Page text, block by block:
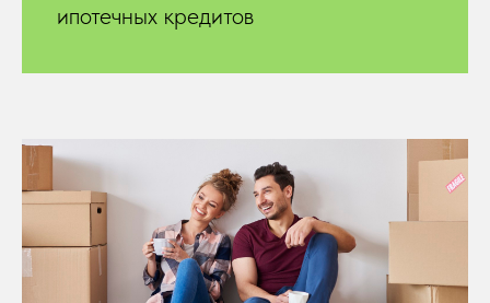
ипотечных кредитов